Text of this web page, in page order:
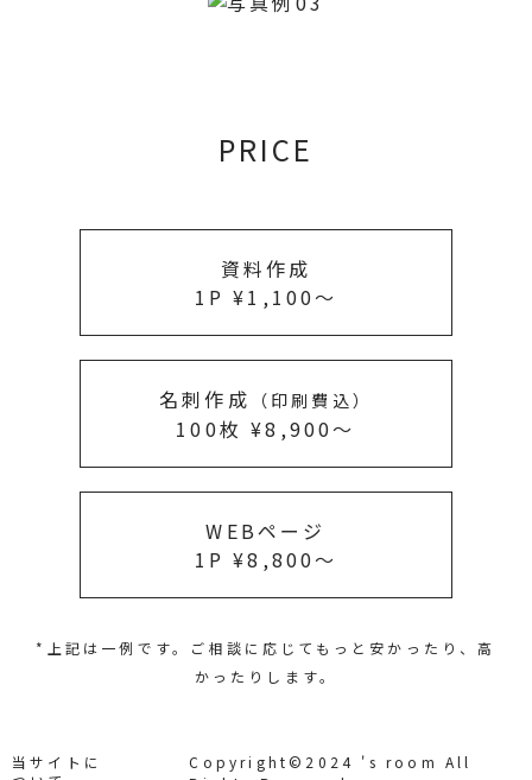
PRICE
資料作成
1P ¥1,100〜
名刺作成 （印刷費込）
100枚 ¥8,900〜
WEBページ
1P ¥8,800〜
*上記は一例です。ご相談に応じてもっと安かったり、高
かったりします。
当サイトに
Copyright©2024 's room All